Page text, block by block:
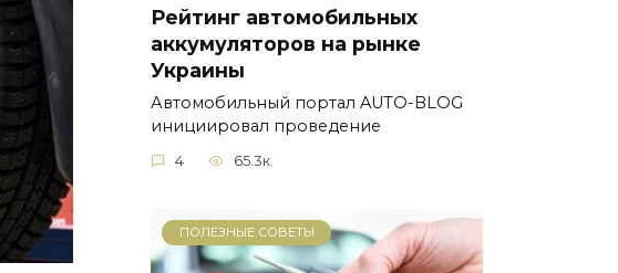
Рейтинг автомобильных
аккумуляторов на рынке
Украины
Автомобильный портал AUTO-BLOG
инициировал проведение
4 65.3к.
ПОЛЕЗНЫЕ СОВЕТЫ